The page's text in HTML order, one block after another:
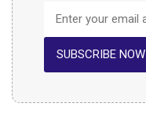
SUBSCRIBE NOW